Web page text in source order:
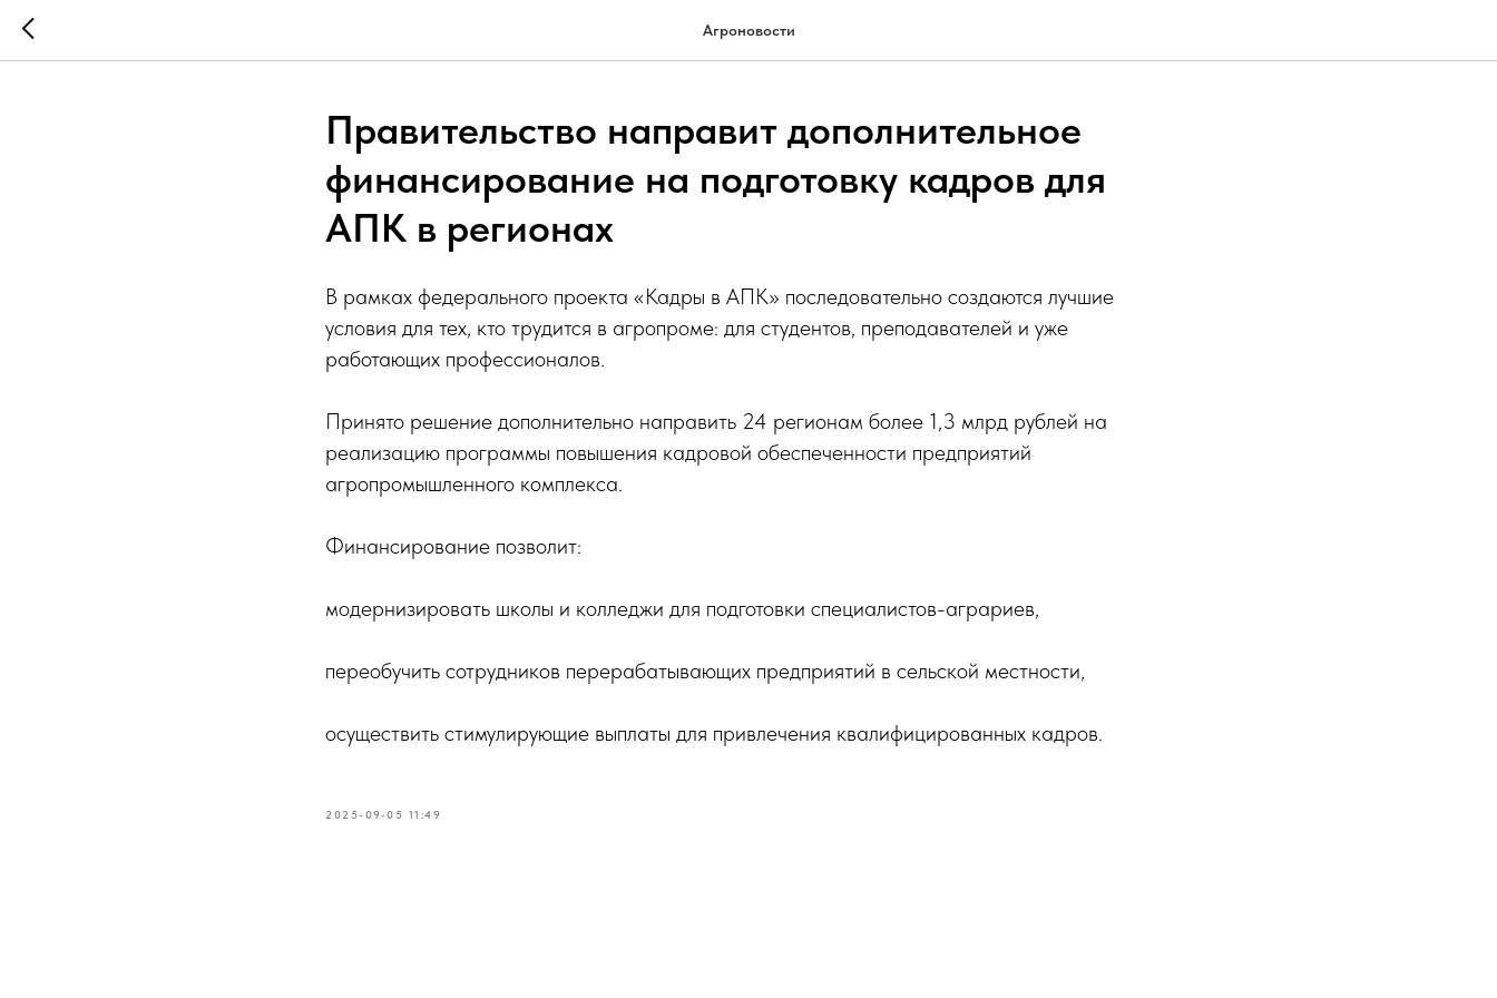
Агроновости
Правительство направит дополнительное
финансирование на подготовку кадров для
АПК в регионах
В рамках федерального проекта «Кадры в АПК» последовательно создаются лучшие
условия для тех, кто трудится в агропроме: для студентов, преподавателей и уже
работающих профессионалов.
Принято решение дополнительно направить 24 регионам более 1,3 млрд рублей на
реализацию программы повышения кадровой обеспеченности предприятий
агропромышленного комплекса.
Финансирование позволит:
модернизировать школы и колледжи для подготовки специалистов-аграриев,
переобучить сотрудников перерабатывающих предприятий в сельской местности,
осуществить стимулирующие выплаты для привлечения квалифицированных кадров.
2025-09-05 11:49